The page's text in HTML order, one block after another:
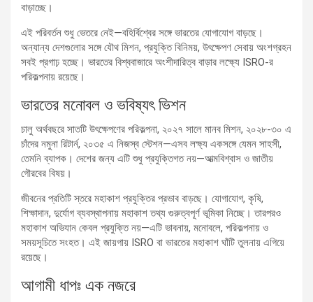
বাড়াচ্ছে।
এই পরিবর্তন শুধু ভেতরে নেই—বহির্বিশ্বের সঙ্গে ভারতের যোগাযোগ বাড়ছে।
অন্যান্য দেশগুলোর সঙ্গে যৌথ মিশন, প্রযুক্তি বিনিময়, উৎক্ষেপণ সেবায় অংশগ্রহন
সবই প্রগাঢ় হচ্ছে। ভারতের বিশ্ববাজারে অংশীদারিত্ব বাড়ার লক্ষ্যে ISRO-র
পরিকল্পনায় রয়েছে।
ভারতের মনোবল ও ভবিষ্যৎ ভিশন
চালু অর্থবছরে সাতটি উৎক্ষেপণের পরিকল্পনা, ২০২৭ সালে মানব মিশন, ২০২৮-৩০ এ
চাঁদের নমুনা রিটার্ন, ২০৩৫ এ নিজস্ব স্টেশন—এসব লক্ষ্য একসঙ্গে যেমন সাহসী,
তেমনি ব্যাপক। দেশের জন্য এটি শুধু প্রযুক্তিগত নয়—আত্মবিশ্বাস ও জাতীয়
গৌরবের বিষয়।
জীবনের প্রতিটি স্তরে মহাকাশ প্রযুক্তির প্রভাব বাড়ছে। যোগাযোগ, কৃষি,
শিক্ষাদান, দুর্যোগ ব্যবস্থাপনায় মহাকাশ তথ্য গুরুত্বপূর্ণ ভূমিকা নিচ্ছে। তারপরও
মহাকাশ অভিযান কেবল প্রযুক্তি নয়—এটি ভাবনায়, মনোবলে, পরিকল্পনায় ও
সময়সূচিতে সংহত। এই জায়গায় ISRO বা ভারতের মহাকাশ ঘাঁটি তুলনায় এগিয়ে
রয়েছে।
আগামী ধাপঃ এক নজরে